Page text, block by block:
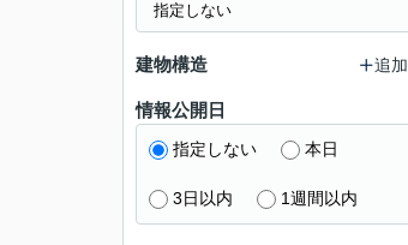
建物構造 追
情報公開日
指定しない 本日
3日以内 1週間以内